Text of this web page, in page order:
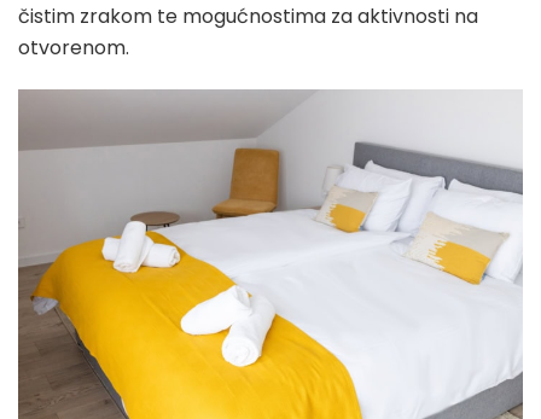
čistim zrakom te mogućnostima za aktivnosti na
otvorenom.